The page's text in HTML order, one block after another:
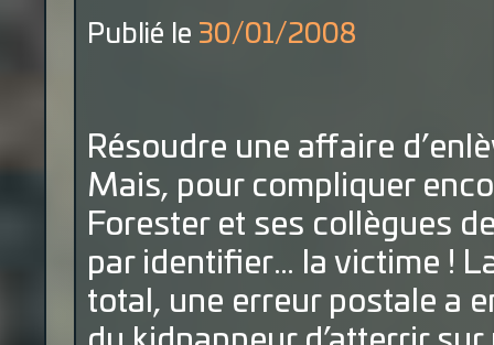
Publié le 30/01/2008
Résoudre une affaire
Mais, pour compliquer
Forester et ses collègues
par identifier… la victime !
total, une erreur postale a